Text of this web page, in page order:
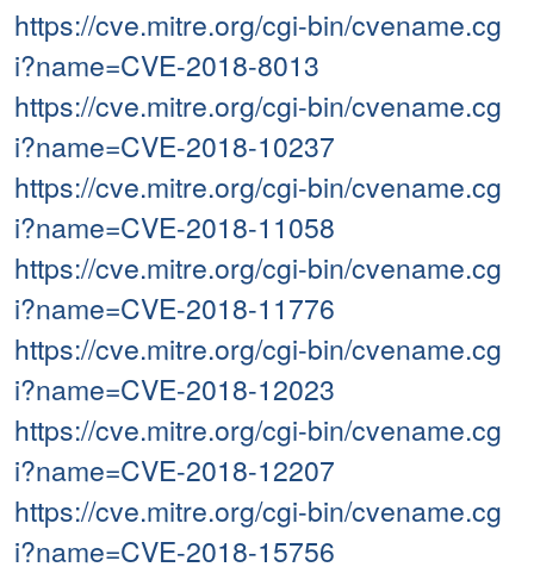
https://cve.mitre.org/cgi-bin/cvename.cg
i?name=CVE-2018-8013
https://cve.mitre.org/cgi-bin/cvename.cg
i?name=CVE-2018-10237
https://cve.mitre.org/cgi-bin/cvename.cg
i?name=CVE-2018-11058
https://cve.mitre.org/cgi-bin/cvename.cg
i?name=CVE-2018-11776
https://cve.mitre.org/cgi-bin/cvename.cg
i?name=CVE-2018-12023
https://cve.mitre.org/cgi-bin/cvename.cg
i?name=CVE-2018-12207
https://cve.mitre.org/cgi-bin/cvename.cg
i?name=CVE-2018-15756